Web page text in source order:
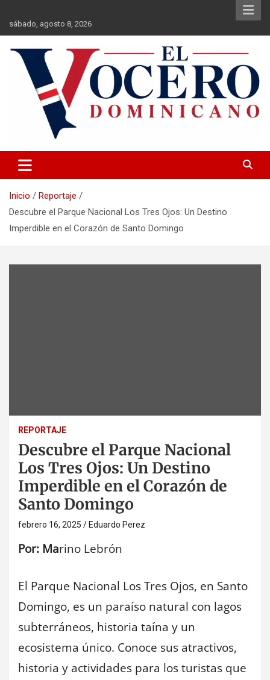
contenido
sábado, agosto 8, 2026
El Vocero Dominicano
Inicio
Reportaje
Descubre el Parque Nacional Los Tres Ojos: Un Destino
Imperdible en el Corazón de Santo Domingo
REPORTAJE
Descubre el Parque Nacional
Los Tres Ojos: Un Destino
Imperdible en el Corazón de
Santo Domingo
febrero 16, 2025 Eduardo Perez
Por: Marino Lebrón
El Parque Nacional Los Tres Ojos, en Santo
Domingo, es un paraíso natural con lagos
subterráneos, historia taína y un
ecosistema único. Conoce sus atractivos,
historia y actividades para los turistas que